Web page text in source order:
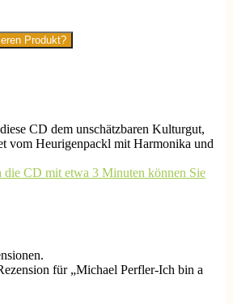
Produkt?
CD dem unschätzbaren Kulturgut,
vom Heurigenpackl mit Harmonika und
die CD mit etwa 3 Minuten können Sie
für „Michael Perfler-Ich bin a